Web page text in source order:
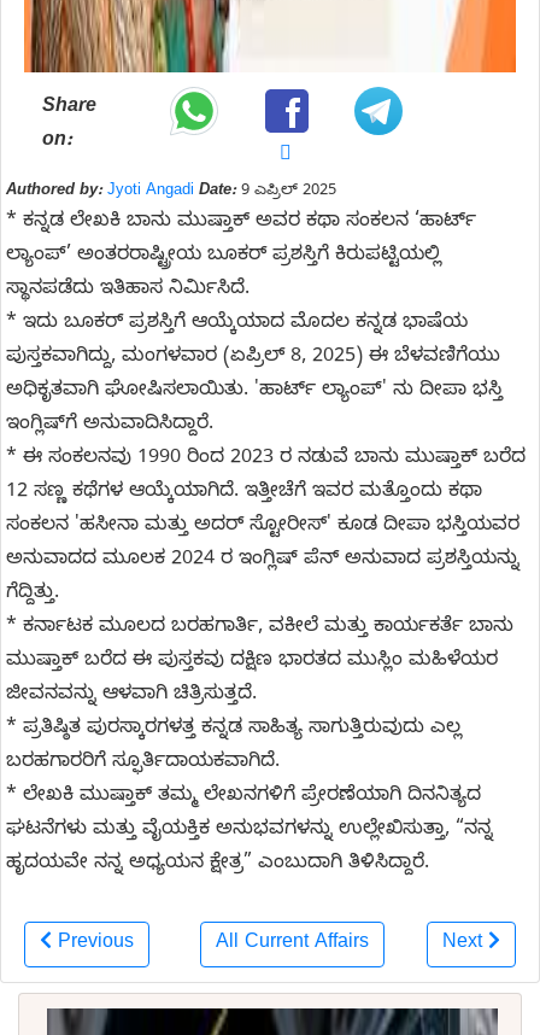
Share
on:
Authored by: Jyoti Angadi Date:9 ಎಪ್ರಿಲ್ 2025
* ಕನ್ನಡ ಲೇಖಕಿ ಬಾನು ಮುಷ್ತಾಕ್ ಅವರ ಕಥಾ ಸಂಕಲನ ‘ಹಾರ್ಟ್
ಲ್ಯಾಂಪ್’ ಅಂತರರಾಷ್ಟ್ರೀಯ ಬೂಕರ್ ಪ್ರಶಸ್ತಿಗೆ ಕಿರುಪಟ್ಟಿಯಲ್ಲಿ
ಸ್ಥಾನಪಡೆದು ಇತಿಹಾಸ ನಿರ್ಮಿಸಿದೆ.
* ಇದು ಬೂಕರ್ ಪ್ರಶಸ್ತಿಗೆ ಆಯ್ಕೆಯಾದ ಮೊದಲ ಕನ್ನಡ ಭಾಷೆಯ
ಪುಸ್ತಕವಾಗಿದ್ದು, ಮಂಗಳವಾರ (ಏಪ್ರಿಲ್ 8, 2025) ಈ ಬೆಳವಣಿಗೆಯು
ಅಧಿಕೃತವಾಗಿ ಘೋಷಿಸಲಾಯಿತು. 'ಹಾರ್ಟ್ ಲ್ಯಾಂಪ್' ನು ದೀಪಾ ಭಸ್ತಿ
ಇಂಗ್ಲಿಷ್‌ಗೆ ಅನುವಾದಿಸಿದ್ದಾರೆ.
* ಈ ಸಂಕಲನವು 1990 ರಿಂದ 2023 ರ ನಡುವೆ ಬಾನು ಮುಷ್ತಾಕ್ ಬರೆದ
12 ಸಣ್ಣ ಕಥೆಗಳ ಆಯ್ಕೆಯಾಗಿದೆ. ಇತ್ತೀಚೆಗೆ ಇವರ ಮತ್ತೊಂದು ಕಥಾ
ಸಂಕಲನ 'ಹಸೀನಾ ಮತ್ತು ಅದರ್ ಸ್ಟೋರೀಸ್' ಕೂಡ ದೀಪಾ ಭಸ್ತಿಯವರ
ಅನುವಾದದ ಮೂಲಕ 2024 ರ ಇಂಗ್ಲಿಷ್ ಪೆನ್ ಅನುವಾದ ಪ್ರಶಸ್ತಿಯನ್ನು
ಗೆದ್ದಿತ್ತು.
* ಕರ್ನಾಟಕ ಮೂಲದ ಬರಹಗಾರ್ತಿ, ವಕೀಲೆ ಮತ್ತು ಕಾರ್ಯಕರ್ತೆ ಬಾನು
ಮುಷ್ತಾಕ್ ಬರೆದ ಈ ಪುಸ್ತಕವು ದಕ್ಷಿಣ ಭಾರತದ ಮುಸ್ಲಿಂ ಮಹಿಳೆಯರ
ಜೀವನವನ್ನು ಆಳವಾಗಿ ಚಿತ್ರಿಸುತ್ತದೆ.
* ಪ್ರತಿಷ್ಠಿತ ಪುರಸ್ಕಾರಗಳತ್ತ ಕನ್ನಡ ಸಾಹಿತ್ಯ ಸಾಗುತ್ತಿರುವುದು ಎಲ್ಲ
ಬರಹಗಾರರಿಗೆ ಸ್ಫೂರ್ತಿದಾಯಕವಾಗಿದೆ.
* ಲೇಖಕಿ ಮುಷ್ತಾಕ್ ತಮ್ಮ ಲೇಖನಗಳಿಗೆ ಪ್ರೇರಣೆಯಾಗಿ ದಿನನಿತ್ಯದ
ಘಟನೆಗಳು ಮತ್ತು ವೈಯಕ್ತಿಕ ಅನುಭವಗಳನ್ನು ಉಲ್ಲೇಖಿಸುತ್ತಾ, “ನನ್ನ
ಹೃದಯವೇ ನನ್ನ ಅಧ್ಯಯನ ಕ್ಷೇತ್ರ” ಎಂಬುದಾಗಿ ತಿಳಿಸಿದ್ದಾರೆ.
Previous All Current Affairs Next